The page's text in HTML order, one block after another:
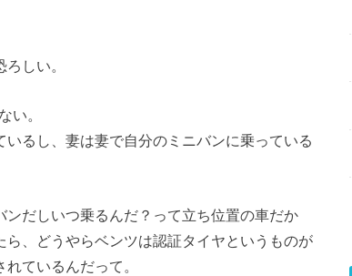
しい。
い。
るし、妻は妻で自分のミニバンに乗っている
だしいつ乗るんだ？って立ち位置の車だか
、どうやらベンツは認証タイヤというものが
ているんだって。